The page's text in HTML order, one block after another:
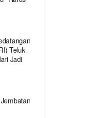
Teluk
Jadi